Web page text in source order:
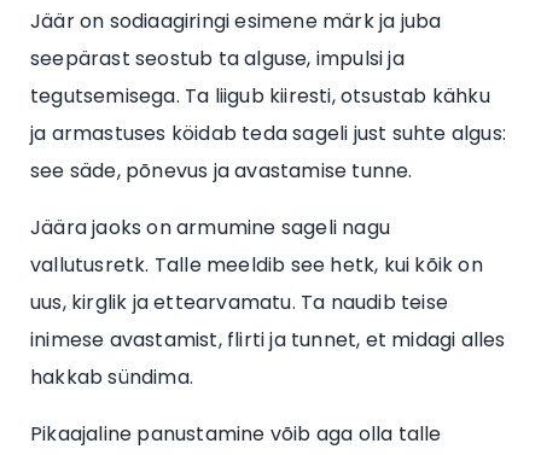
Jäär on sodiaagiringi esimene märk ja juba
seepärast seostub ta alguse, impulsi ja
tegutsemisega. Ta liigub kiiresti, otsustab kähku
ja armastuses köidab teda sageli just suhte algus:
see säde, põnevus ja avastamise tunne.
Jäära jaoks on armumine sageli nagu
vallutusretk. Talle meeldib see hetk, kui kõik on
uus, kirglik ja ettearvamatu. Ta naudib teise
inimese avastamist, flirti ja tunnet, et midagi alles
hakkab sündima.
Pikaajaline panustamine võib aga olla talle